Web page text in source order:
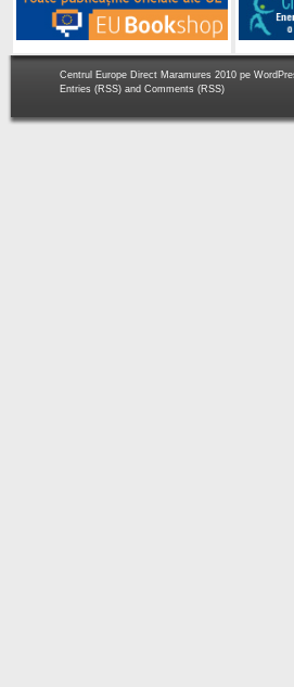
Centrul Europe Direct Maramures 2010 pe
Entries (RSS) and Comments (RSS)